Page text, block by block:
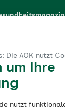
Die AOK nutzt
um Ihre
nutzt